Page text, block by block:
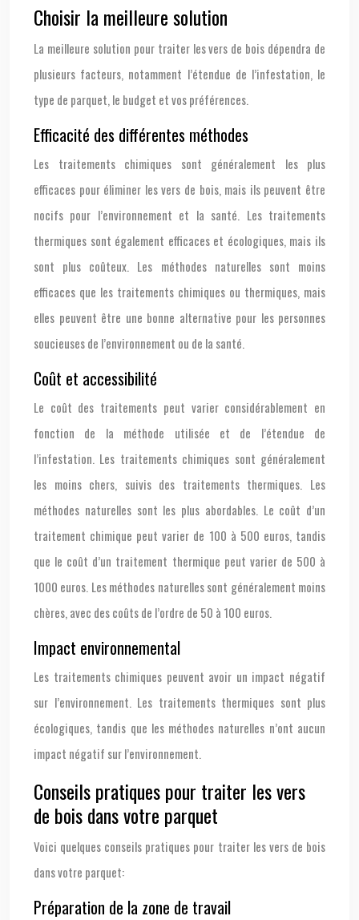
Choisir la meilleure solution
La meilleure solution pour traiter les vers de bois dépendra de
plusieurs facteurs, notamment l’étendue de l’infestation, le
type de parquet, le budget et vos préférences.
Efficacité des différentes méthodes
Les traitements chimiques sont généralement les plus
efficaces pour éliminer les vers de bois, mais ils peuvent être
nocifs pour l’environnement et la santé. Les traitements
thermiques sont également efficaces et écologiques, mais ils
sont plus coûteux. Les méthodes naturelles sont moins
efficaces que les traitements chimiques ou thermiques, mais
elles peuvent être une bonne alternative pour les personnes
soucieuses de l’environnement ou de la santé.
Coût et accessibilité
Le coût des traitements peut varier considérablement en
fonction de la méthode utilisée et de l’étendue de
l’infestation. Les traitements chimiques sont généralement
les moins chers, suivis des traitements thermiques. Les
méthodes naturelles sont les plus abordables. Le coût d’un
traitement chimique peut varier de 100 à 500 euros, tandis
que le coût d’un traitement thermique peut varier de 500 à
1000 euros. Les méthodes naturelles sont généralement moins
chères, avec des coûts de l’ordre de 50 à 100 euros.
Impact environnemental
Les traitements chimiques peuvent avoir un impact négatif
sur l’environnement. Les traitements thermiques sont plus
écologiques, tandis que les méthodes naturelles n’ont aucun
impact négatif sur l’environnement.
Conseils pratiques pour traiter les vers
de bois dans votre parquet
Voici quelques conseils pratiques pour traiter les vers de bois
dans votre parquet:
Préparation de la zone de travail